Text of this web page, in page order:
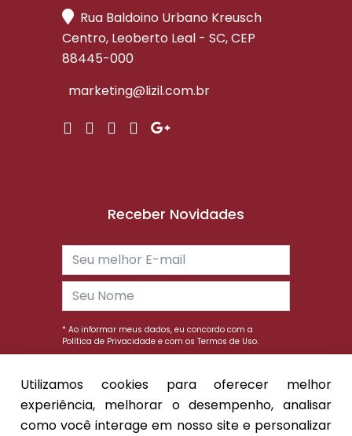
Utilizamos cookies para oferecer melhor
experiência, melhorar o desempenho, analisar
como você interage em nosso site e personalizar
Rua Baldoino Urbano Kreusch
Centro, Leoberto Leal - SC, CEP
88445-000
marketing@lizil.com.br
Receber Novidades
* Ao informar meus dados, eu concordo com a
Política de Privacidade e com os Termos de Uso.